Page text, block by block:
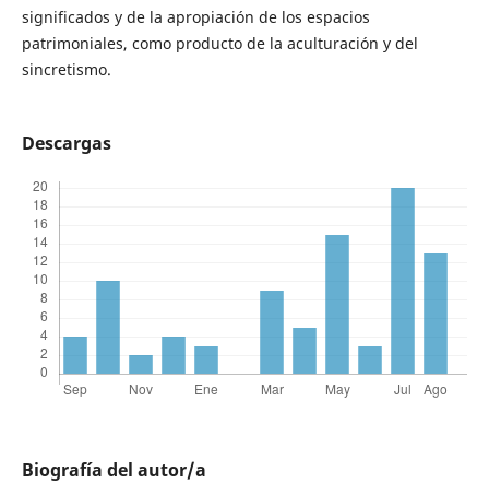
significados y de la apropiación de los espacios
patrimoniales, como producto de la aculturación y del
sincretismo.
Descargas
Biografía del autor/a